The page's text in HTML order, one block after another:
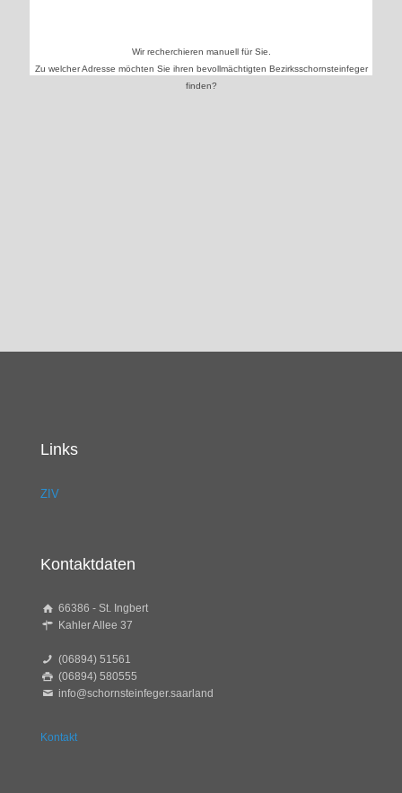
Wir recherchieren manuell für Sie.
Zu welcher Adresse möchten Sie ihren bevollmächtigten Bezirksschornsteinfeger
finden?
Links
ZIV
Kontaktdaten
66386 - St. Ingbert
Kahler Allee 37
(06894) 51561
(06894) 580555
info@schornsteinfeger.saarland
Kontakt